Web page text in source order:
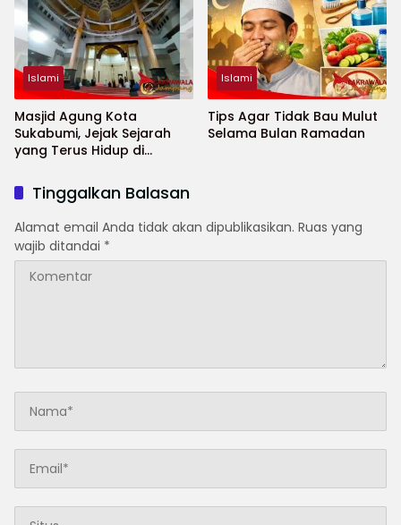
Islami
Masjid Agung Kota
Sukabumi, Jejak Sejarah
yang Terus Hidup di
Islami
Tips Agar Tidak Bau Mulut
Selama Bulan Ramadan
Tinggalkan Balasan
Alamat email Anda tidak akan dipublikasikan. Ruas yang
wajib ditandai *